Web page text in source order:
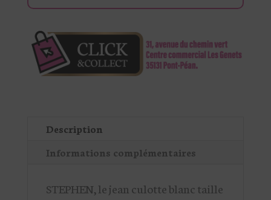
Description
Informations complémentaires
STEPHEN, le jean culotte blanc taille